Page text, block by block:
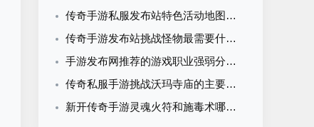
传奇手游私服发布站特色活动地图盘点：这些高爆率地图值得体验
传奇手游发布站挑战怪物最需要什么？五大核心要素助你全身而退
手游发布网推荐的游戏职业强弱分明吗？六大真相揭秘
传奇私服手游挑战沃玛寺庙的主要优势是什么？六大价值全面解析
新开传奇手游灵魂火符和施毒术哪个攻击力好？道士技能对比